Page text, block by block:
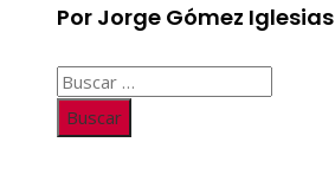
Por Jorge Gómez Iglesias
Buscar: